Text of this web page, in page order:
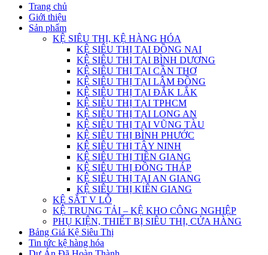
Trang chủ
Giới thiệu
Sản phẩm
KỆ SIÊU THỊ, KỆ HÀNG HÓA
KỆ SIÊU THỊ TẠI ĐỒNG NAI
KỆ SIÊU THỊ TẠI BÌNH DƯƠNG
KỆ SIÊU THỊ TẠI CẦN THƠ
KỆ SIÊU THỊ TẠI LÂM ĐỒNG
KỆ SIÊU THỊ TẠI ĐẮK LẮK
KỆ SIÊU THỊ TẠI TPHCM
KỆ SIÊU THỊ TẠI LONG AN
KỆ SIÊU THỊ TẠI VŨNG TÀU
KỆ SIÊU THỊ BÌNH PHƯỚC
KỆ SIÊU THỊ TÂY NINH
KỆ SIÊU THỊ TIỀN GIANG
KỆ SIÊU THỊ ĐỒNG THÁP
KỆ SIÊU THỊ TẠI AN GIANG
KỆ SIÊU THỊ KIÊN GIANG
KỆ SẮT V LỖ
KỆ TRUNG TẢI – KỆ KHO CÔNG NGHIỆP
PHỤ KIỆN, THIẾT BỊ SIÊU THỊ, CỬA HÀNG
Bảng Giá Kệ Siêu Thị
Tin tức kệ hàng hóa